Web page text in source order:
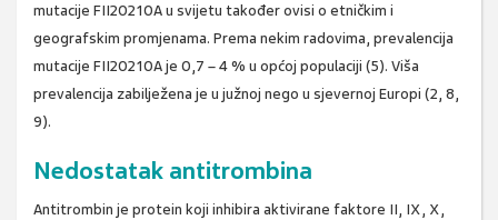
mutacije FII20210A u svijetu također ovisi o etničkim i
geografskim promjenama. Prema nekim radovima, prevalencija
mutacije FII20210A je 0,7 – 4 % u općoj populaciji (5). Viša
prevalencija zabilježena je u južnoj nego u sjevernoj Europi (2, 8,
9).
Nedostatak antitrombina
Antitrombin je protein koji inhibira aktivirane faktore II, IX, X,